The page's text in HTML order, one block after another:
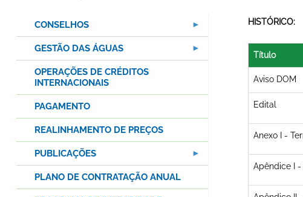
HISTÓRICO:
Título
Aviso DOM
Edital
Anexo I -
Apêndice I
CONSELHOS
GESTÃO DAS ÁGUAS
OPERAÇÕES DE CRÉDITOS
INTERNACIONAIS
PAGAMENTO
REALINHAMENTO DE PREÇOS
PUBLICAÇÕES
PLANO DE CONTRATAÇÃO ANUAL